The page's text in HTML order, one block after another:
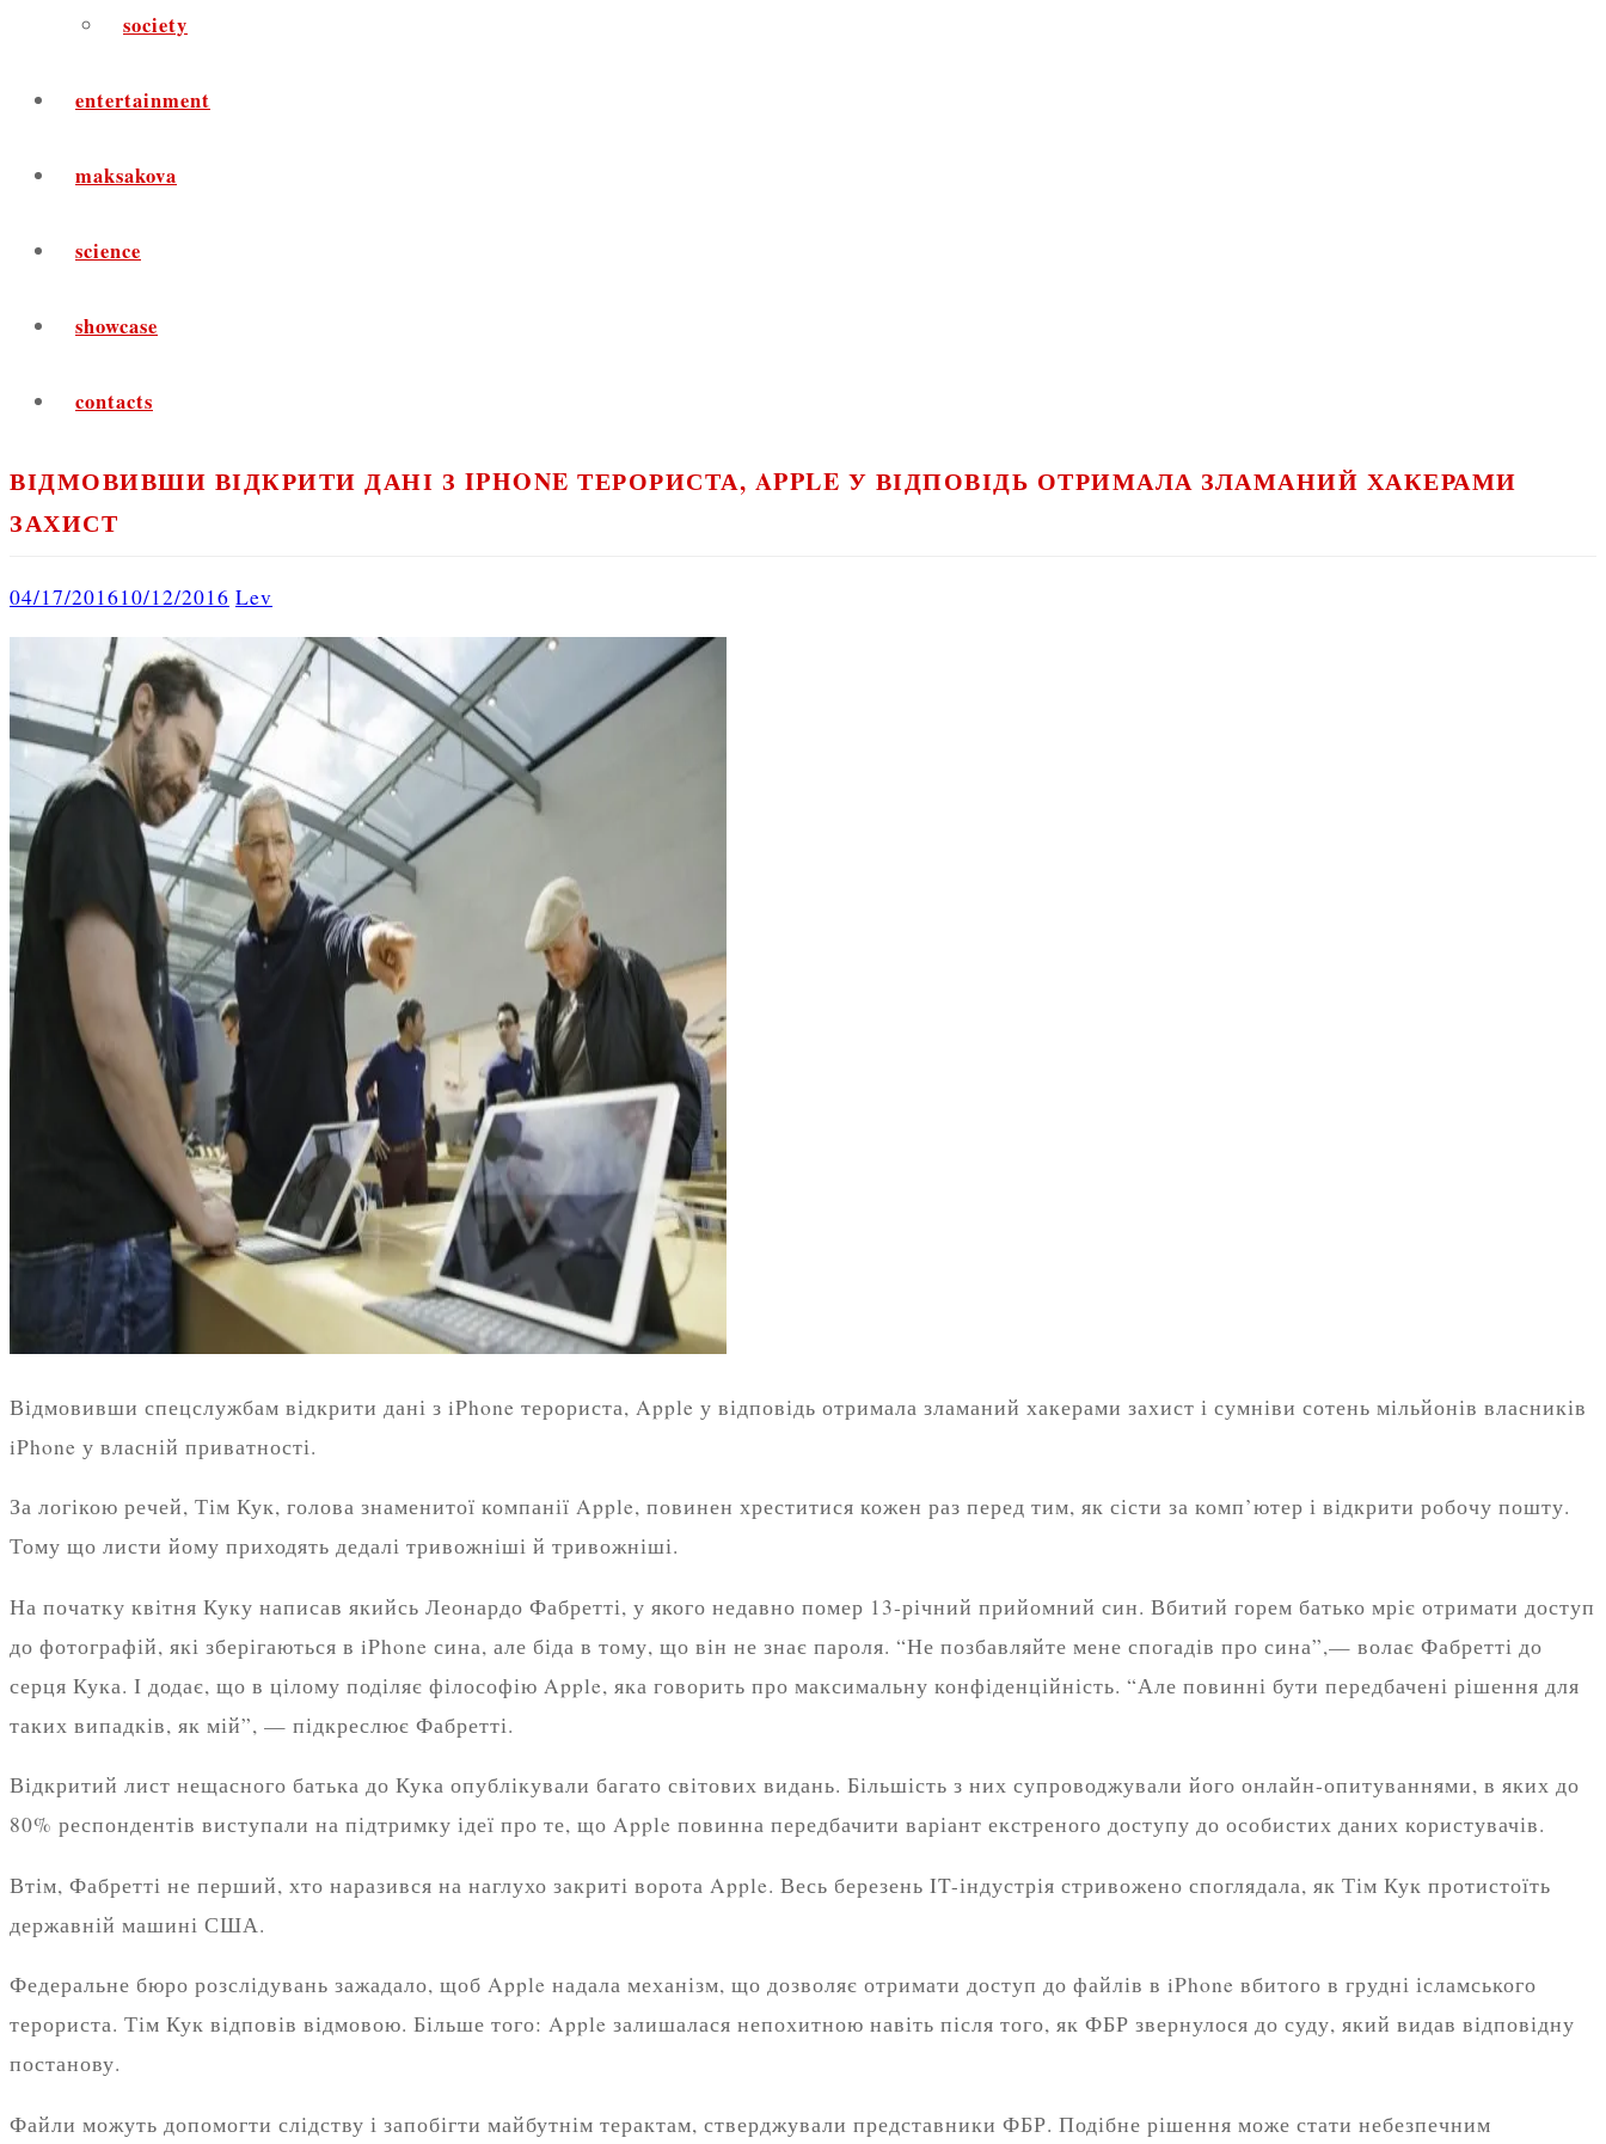
society
entertainment
maksakova
science
showcase
contacts
ВІДМОВИВШИ ВІДКРИТИ ДАНІ З IPHONE ТЕРОРИСТА, APPLE У ВІДПОВІДЬ ОТРИМАЛА ЗЛАМАНИЙ ХАКЕРАМИ
ЗАХИСТ
04/17/201610/12/2016 Lev
Відмовивши спецслужбам відкрити дані з iPhone терориста, Apple у відповідь отримала зламаний хакерами захист і сумніви сотень мільйонів власників
iPhone у власній приватності.
За логікою речей, Тім Кук, голова знаменитої компанії Apple, повинен хреститися кожен раз перед тим, як сісти за комп’ютер і відкрити робочу пошту.
Тому що листи йому приходять дедалі тривожніші й тривожніші.
На початку квітня Куку написав якийсь Леонардо Фабретті, у якого недавно помер 13‑річний прийомний син. Вбитий горем батько мріє отримати доступ
до фотографій, які зберігаються в iPhone сина, але біда в тому, що він не знає пароля. “Не позбавляйте мене спогадів про сина”,— волає Фабретті до
серця Кука. І додає, що в цілому поділяє філософію Apple, яка говорить про максимальну конфіденційність. “Але повинні бути передбачені рішення для
таких випадків, як мій”, — підкреслює Фабретті.
Відкритий лист нещасного батька до Кука опублікували багато світових видань. Більшість з них супроводжували його онлайн-опитуваннями, в яких до
80% респондентів виступали на підтримку ідеї про те, що Apple повинна передбачити варіант екстреного доступу до особистих даних користувачів.
Втім, Фабретті не перший, хто наразився на наглухо закриті ворота Apple. Весь березень IT-індустрія стривожено споглядала, як Тім Кук протистоїть
державній машині США.
Федеральне бюро розслідувань зажадало, щоб Apple надала механізм, що дозволяє отримати доступ до файлів в iPhone вбитого в грудні ісламського
терориста. Тім Кук відповів відмовою. Більше того: Apple залишалася непохитною навіть після того, як ФБР звернулося до суду, який видав відповідну
постанову.
Файли можуть допомогти слідству і запобігти майбутнім терактам, стверджували представники ФБР. Подібне рішення може стати небезпечним